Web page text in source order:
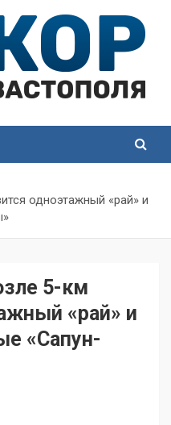
одноэтажный «рай» и
5-км
«рай» и
«Сапун-